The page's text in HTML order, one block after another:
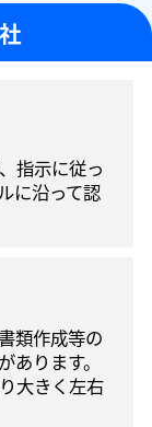
指⽰に従っ
に沿って認
類作成等の
ります。
大きく左右